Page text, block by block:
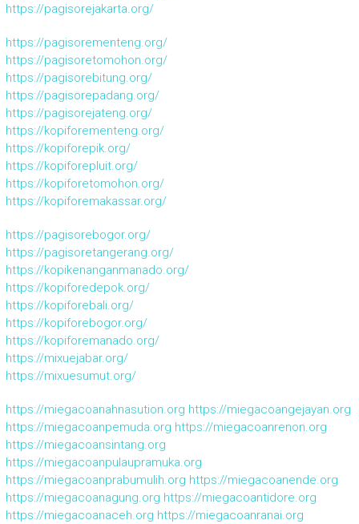
https://pagisorejakarta.org/
https://pagisorementeng.org/
https://pagisoretomohon.org/
https://pagisorebitung.org/
https://pagisorepadang.org/
https://pagisorejateng.org/
https://kopiforementeng.org/
https://kopiforepik.org/
https://kopiforepluit.org/
https://kopiforetomohon.org/
https://kopiforemakassar.org/
https://pagisorebogor.org/
https://pagisoretangerang.org/
https://kopikenanganmanado.org/
https://kopiforedepok.org/
https://kopiforebali.org/
https://kopiforebogor.org/
https://kopiforemanado.org/
https://mixuejabar.org/
https://mixuesumut.org/
https://miegacoanahnasution.org https://miegacoangejayan.org
https://miegacoanpemuda.org https://miegacoanrenon.org
https://miegacoansintang.org
https://miegacoanpulaupramuka.org
https://miegacoanprabumulih.org https://miegacoanende.org
https://miegacoanagung.org https://miegacoantidore.org
https://miegacoanaceh.org https://miegacoanranai.org